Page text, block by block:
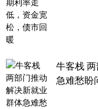
牛客栈
急难愁盼